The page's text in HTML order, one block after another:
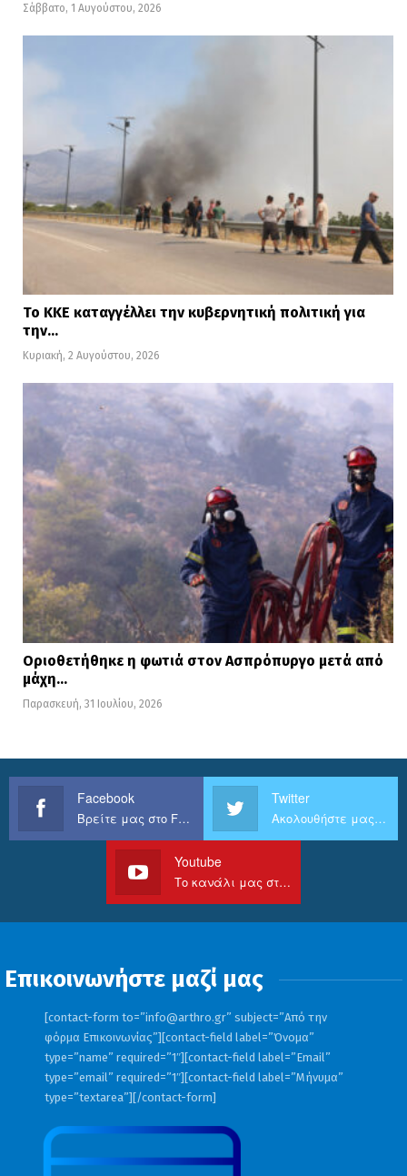
Σάββατο, 1 Αυγούστου, 2026
Το ΚΚΕ καταγγέλλει την κυβερνητική πολιτική για
την…
Κυριακή, 2 Αυγούστου, 2026
Οριοθετήθηκε η φωτιά στον Ασπρόπυργο μετά από
μάχη…
Παρασκευή, 31 Ιουλίου, 2026
Facebook
Βρείτε μας στο Facebook
Twitter
Ακολουθήστε μας στο Twitter
Youtube
Το κανάλι μας στο Youtube
Επικοινωνήστε μαζί μας
[contact-form to=”info@arthro.gr” subject=”Από την
φόρμα Επικοινωνίας”][contact-field label=”Όνομα”
type=”name” required=”1″][contact-field label=”Email”
type=”email” required=”1″][contact-field label=”Μήνυμα”
type=”textarea”][/contact-form]